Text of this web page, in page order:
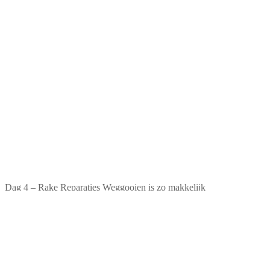
Dag 4 – Rake Reparaties Weggooien is zo makkelijk